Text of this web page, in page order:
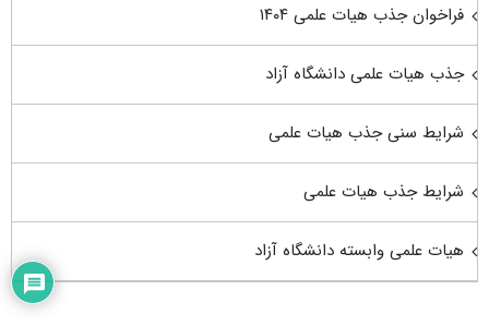
فراخوان جذب هیات علمی ۱۴۰۴
جذب هیات علمی دانشگاه آزاد
شرایط سنی جذب هیات علمی
شرایط جذب هیات علمی
هیات علمی وابسته دانشگاه آزاد